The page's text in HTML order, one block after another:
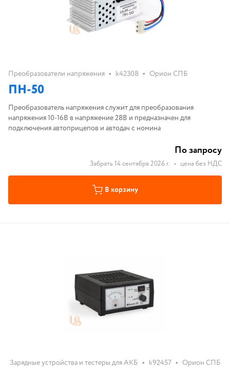
Преобразователи напряжения • k42308 • Орион СПБ
ПН-50
Преобразователь напряжения служит для преобразования
напряжения 10-16В в напряжение 28В и предназначен для
подключения автоприцепов и автодач с номина
По запросу
Забрать 14 сентября 2026 г. • цена без НДС
В корзину
Зарядные устройства и тестеры для АКБ • k92457 • Орион СПБ